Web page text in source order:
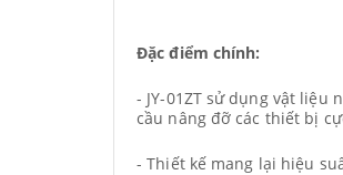
Đặc điểm chính:
- JY-01ZT sử dụng vật liệu
cầu nâng đỡ các thiết bị
- Thiết kế mang lại hiệu